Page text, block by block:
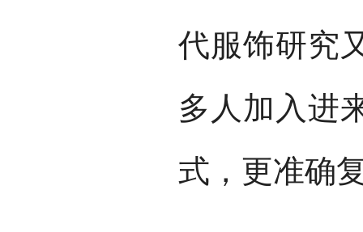
代服饰研究
多人加入进
式，更准确